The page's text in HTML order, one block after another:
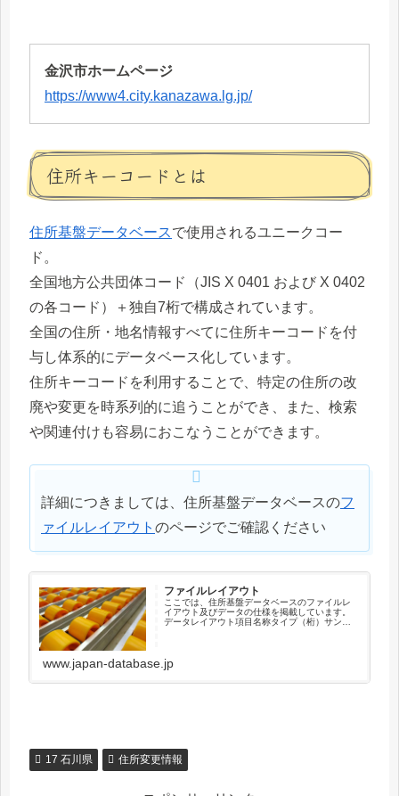
金沢市ホームページ
https://www4.city.kanazawa.lg.jp/
住所キーコードとは
住所基盤データベースで使用されるユニークコー
ド。
全国地方公共団体コード（JIS X 0401 および X 0402
の各コード）＋独自7桁で構成されています。
全国の住所・地名情報すべてに住所キーコードを付
与し体系的にデータベース化しています。
住所キーコードを利用することで、特定の住所の改
廃や変更を時系列的に追うことができ、また、検索
や関連付けも容易におこなうことができます。
詳細につきましては、住所基盤データベースのフ
ァイルレイアウト のページでご確認ください
ファイルレイアウト
ここでは、住所基盤データベースのファイルレ
イアウト及びデータの仕様を掲載しています。
データレイアウト項目名称タイプ（桁）サンプ
www.japan-database.jp
17 石川県 住所変更情報